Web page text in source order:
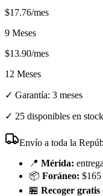
$17.76/mes
9 Meses
$13.90/mes
12 Meses
✓ Garantía: 3 meses
✓ 25 disponibles en stock
Envío a toda la
📍 Mérida:
📦 Foráneo: $165
🏪 Recoger gratis